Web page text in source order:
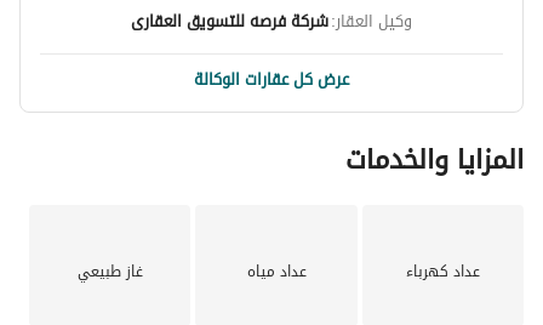
وكيل العقار:شركة فرصه للتسويق العقارى
عرض كل عقارات الوكالة
المزايا والخدمات
عداد كهرباء عداد مياه غاز طبيعي